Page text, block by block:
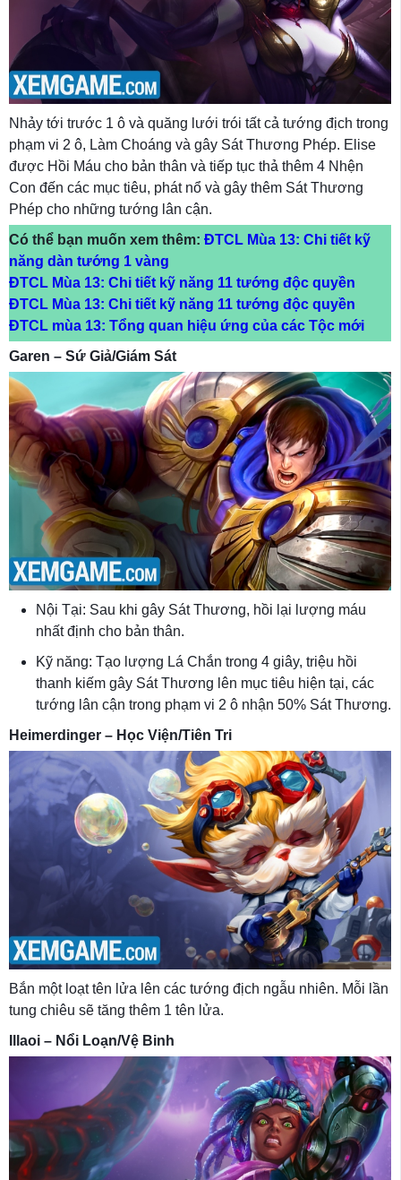
Nhảy tới trước 1 ô và quăng lưới trói tất cả tướng địch trong
phạm vi 2 ô, Làm Choáng và gây Sát Thương Phép. Elise
được Hồi Máu cho bản thân và tiếp tục thả thêm 4 Nhện
Con đến các mục tiêu, phát nổ và gây thêm Sát Thương
Phép cho những tướng lân cận.
Có thể bạn muốn xem thêm: ĐTCL Mùa 13: Chi tiết kỹ
năng dàn tướng 1 vàng
ĐTCL Mùa 13: Chi tiết kỹ năng 11 tướng độc quyền
ĐTCL Mùa 13: Chi tiết kỹ năng 11 tướng độc quyền
ĐTCL mùa 13: Tổng quan hiệu ứng của các Tộc mới
Garen – Sứ Giả/Giám Sát
Nội Tại: Sau khi gây Sát Thương, hồi lại lượng máu
nhất định cho bản thân.
Kỹ năng: Tạo lượng Lá Chắn trong 4 giây, triệu hồi
thanh kiếm gây Sát Thương lên mục tiêu hiện tại, các
tướng lân cận trong phạm vi 2 ô nhận 50% Sát Thương.
Heimerdinger – Học Viện/Tiên Tri
Bắn một loạt tên lửa lên các tướng địch ngẫu nhiên. Mỗi lần
tung chiêu sẽ tăng thêm 1 tên lửa.
Illaoi – Nổi Loạn/Vệ Binh